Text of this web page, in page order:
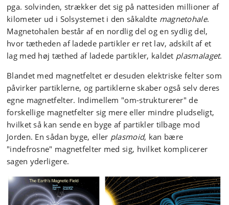
pga. solvinden, strækker det sig på nattesiden millioner af
kilometer ud i Solsystemet i den såkaldte magnetohale.
Magnetohalen består af en nordlig del og en sydlig del,
hvor tætheden af ladede partikler er ret lav, adskilt af et
lag med høj tæthed af ladede partikler, kaldet plasmalaget.
Blandet med magnetfeltet er desuden elektriske felter som
påvirker partiklerne, og partiklerne skaber også selv deres
egne magnetfelter. Indimellem "om-strukturerer" de
forskellige magnetfelter sig mere eller mindre pludseligt,
hvilket så kan sende en byge af partikler tilbage mod
Jorden. En sådan byge, eller plasmoid, kan bære
"indefrosne" magnetfelter med sig, hvilket komplicerer
sagen yderligere.